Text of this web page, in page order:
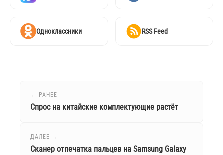
Одноклассники RSS Feed
← РАНЕЕ
Спрос на китайские комплектующие растёт
ДАЛЕЕ →
Сканер отпечатка пальцев на Samsung Galaxy